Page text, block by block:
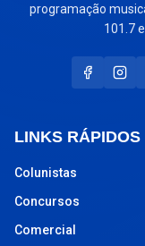
programação
101.7
LINKS RÁPIDOS
Colunistas
Concursos
Comercial